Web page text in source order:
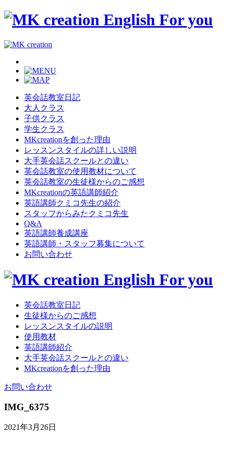
英会話教室日記
大人クラス
子供クラス
学生クラス
MKcreationを創った理由
レッスンスタイルの詳しい説明
大手英会話スクールとの違い
英会話教室の使用教材について
英会話教室の生徒様からのご感想
MKcreationの英語講師紹介
英語講師クミコ先生の紹介
スタッフからみたクミコ先生
Q&A
英語講師養成講座
英語講師・スタッフ募集について
お問い合わせ
英会話教室日記
生徒様からのご感想
レッスンスタイルの説明
使用教材
英語講師紹介
大手英会話スクールとの違い
MKcreationを創った理由
お問い合わせ
IMG_6375
2021年3月26日